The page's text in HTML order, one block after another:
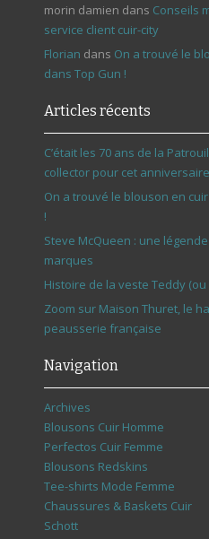
morin damien dans Conseils
service client cuir-city
Florian dans On a trouvé le
dans Top Gun !
Articles récents
C’était les 70 ans de la
collector pour cet
On a trouvé le blouson en
!
Steve McQueen : une
marques
Histoire de la veste Teddy (ou
Zoom sur Maison Thuret, le
peausserie française
Navigation
Archives
Blousons Cuir Homme
Perfectos Cuir Femme
Blousons Redskins
Tee-shirts Mode Femme
Chaussures & Baskets Cuir
Schott